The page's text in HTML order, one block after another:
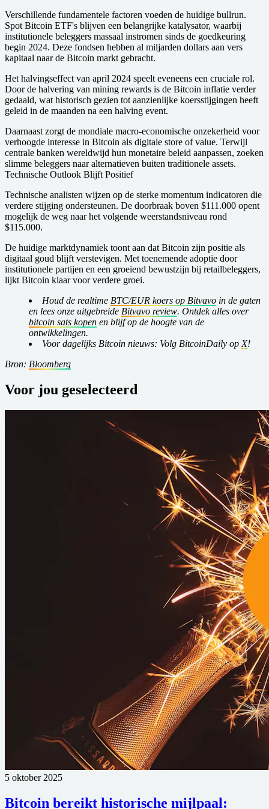
Verschillende fundamentele factoren voeden de huidige bullrun.
Spot Bitcoin ETF's blijven een belangrijke katalysator, waarbij
institutionele beleggers massaal instromen sinds de goedkeuring
begin 2024. Deze fondsen hebben al miljarden dollars aan vers
kapitaal naar de Bitcoin markt gebracht.
Het halvingseffect van april 2024 speelt eveneens een cruciale rol.
Door de halvering van mining rewards is de Bitcoin inflatie verder
gedaald, wat historisch gezien tot aanzienlijke koersstijgingen heeft
geleid in de maanden na een halving event.
Daarnaast zorgt de mondiale macro-economische onzekerheid voor
verhoogde interesse in Bitcoin als digitale store of value. Terwijl
centrale banken wereldwijd hun monetaire beleid aanpassen, zoeken
slimme beleggers naar alternatieven buiten traditionele assets.
Technische Outlook Blijft Positief
Technische analisten wijzen op de sterke momentum indicatoren die
verdere stijging ondersteunen. De doorbraak boven $111.000 opent
mogelijk de weg naar het volgende weerstandsniveau rond
$115.000.
De huidige marktdynamiek toont aan dat Bitcoin zijn positie als
digitaal goud blijft verstevigen. Met toenemende adoptie door
institutionele partijen en een groeiend bewustzijn bij retailbeleggers,
lijkt Bitcoin klaar voor verdere groei.
Houd de realtime BTC/EUR koers op Bitvavo in de gaten
en lees onze uitgebreide Bitvavo review. Ontdek alles over
bitcoin sats kopen en blijf op de hoogte van de
ontwikkelingen.
Voor dagelijks Bitcoin nieuws: Volg BitcoinDaily op X!
Bron: Bloomberg
Voor jou geselecteerd
5 oktober 2025
Bitcoin bereikt historische mijlpaal: